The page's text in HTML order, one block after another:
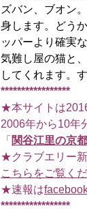
ズバン、ブオン
身します。どう
ッパーより確実
気難し屋の猫と
してくれます。
*****************
★本サイトは
2006年から10年
「 関谷江里の京
★クラブエリー新
こちらをご覧く
★速報は
*****************